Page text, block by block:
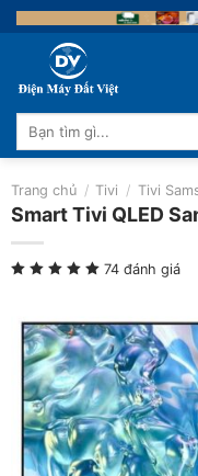
Skip
to
content
Tìm
kiếm:
Trang chủ / Tivi / Tivi
Smart Tivi QLED
74 đánh giá